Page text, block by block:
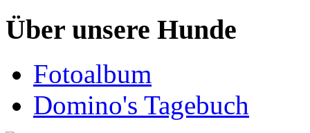
Über unsere Hunde
Fotoalbum
Domino's Tagebuch